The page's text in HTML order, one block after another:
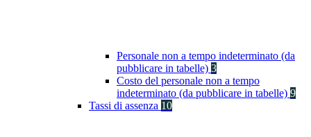
Personale non a tempo indeterminato (da
pubblicare in tabelle) 3
Costo del personale non a tempo
indeterminato (da pubblicare in tabelle) 9
Tassi di assenza 10